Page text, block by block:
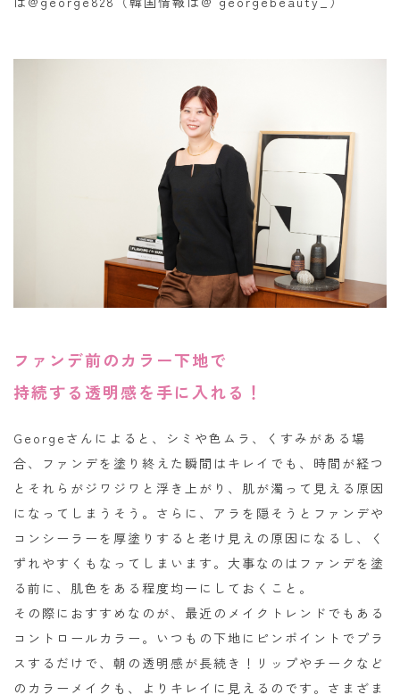
ファンデ前のカラー下地で
持続する透明感を手に入れる！
Georgeさんによると、シミや色ムラ、くすみがある場
合、ファンデを塗り終えた瞬間はキレイでも、時間が経つ
とそれらがジワジワと浮き上がり、肌が濁って見える原因
になってしまうそう。さらに、アラを隠そうとファンデや
コンシーラーを厚塗りすると老け見えの原因になるし、く
ずれやすくもなってしまいます。大事なのはファンデを塗
る前に、肌色をある程度均一にしておくこと。
その際におすすめなのが、最近のメイクトレンドでもある
コントロールカラー。いつもの下地にピンポイントでプラ
スするだけで、朝の透明感が長続き！リップやチークなど
のカラーメイクも、よりキレイに見えるのです。さまざま